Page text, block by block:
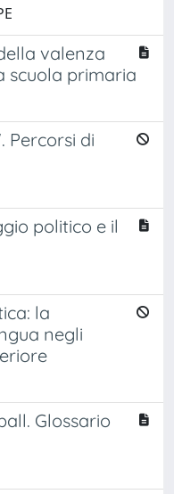
valenza
scuola primaria
Percorsi di
politico e il
la
negli
Glossario